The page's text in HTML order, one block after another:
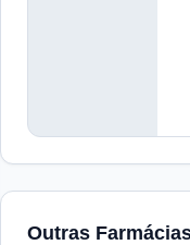
Outras